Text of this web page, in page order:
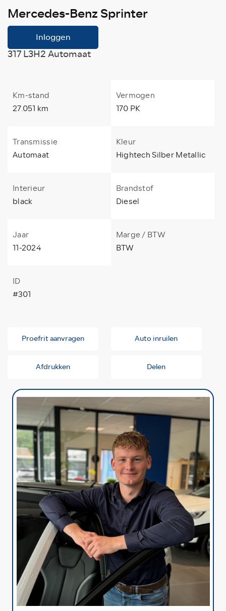
Mercedes-Benz Sprinter
Inloggen
317 L3H2 Automaat
Km-stand
27.051 km
Vermogen
170 PK
Transmissie
Automaat
Kleur
Hightech Silber Metallic
Interieur
black
Brandstof
Diesel
Jaar
11-2024
Marge / BTW
BTW
ID
#301
Proefrit aanvragen Auto inruilen
Afdrukken Delen